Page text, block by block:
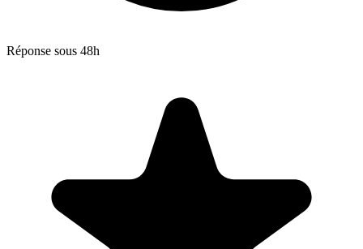
Réponse sous 48h